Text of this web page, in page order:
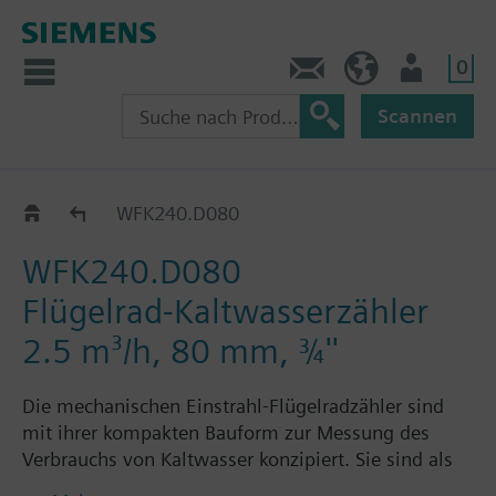
0
Scannen
WF.240..WFK240.D080
WFK240.D080
Flügelrad-Kaltwasserzähler
2.5 m³/h, 80 mm, ¾''
Die mechanischen Einstrahl-Flügelradzähler sind
mit ihrer kompakten Bauform zur Messung des
Verbrauchs von Kaltwasser konzipiert. Sie sind als